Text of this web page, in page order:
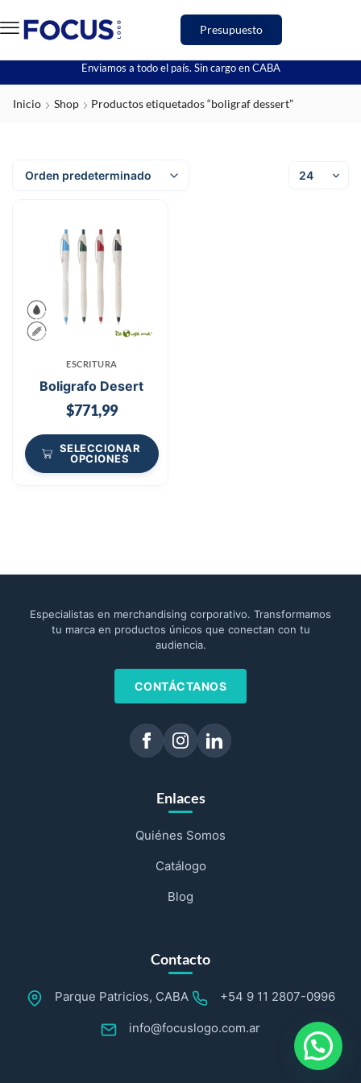
Presupuesto
Enviamos a todo el país. Sin cargo en CABA
Inicio Shop Productos etiquetados “boligraf dessert”
ESCRITURA
Boligrafo Desert
$771,99
SELECCIONAR
OPCIONES
Especialistas en merchandising corporativo. Transformamos
tu marca en productos únicos que conectan con tu
audiencia.
CONTÁCTANOS
Enlaces
Quiénes Somos
Catálogo
Blog
Contacto
Parque Patricios, CABA +54 9 11 2807-0996
info@focuslogo.com.ar